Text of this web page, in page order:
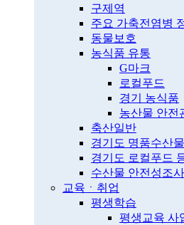
구제역
주요 가축전염병
동물보호
농식품 유통
G마크
로컬푸드
경기 농식품
농산물 안전
축산일반
경기도 명품수산
경기도 로컬푸드
수산물 안전성조
교육ㆍ취업
평생학습
평생교육 사